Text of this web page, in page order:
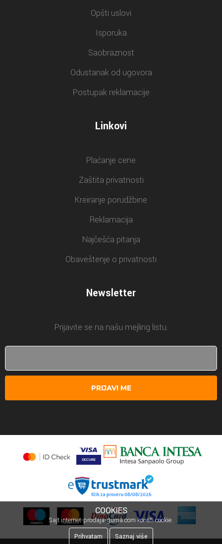
Opšti uslovi
Isporuka
Saobraznost
Odustanak od ugovora
Postupak reklamacije
Linkovi
Plaćanje cene
Zaštita privatnosti
Kreiranje porudžbine
Reklamacija
Najčešća pitanja
Obaveštenje o privatnosti
Newsletter
Prijavite se na našu mejling listu.
PRIJAVI ME
COOKIES
Sajt internet-prodaja-guma.com koristi cookie.
Prihvatam
Saznaj više